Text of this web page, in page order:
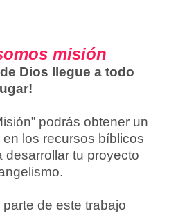
misión
Dios llegue a todo
podrás obtener un
los recursos bíblicos
desarrollar tu proyecto
de este trabajo